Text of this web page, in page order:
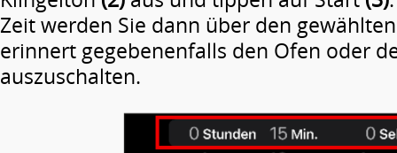
Zeit werden Sie dann über den
erinnert gegebenenfalls den Ofen oder
auszuschalten.